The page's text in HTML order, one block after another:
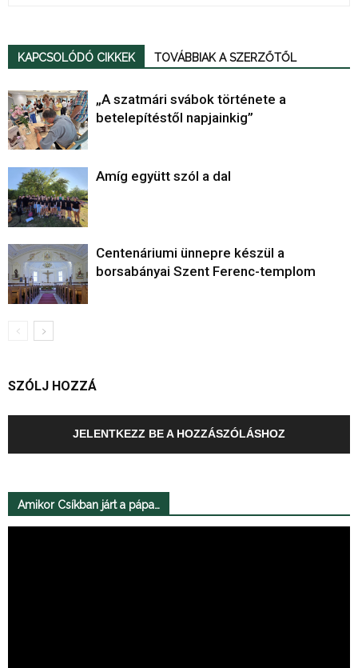
KAPCSOLÓDÓ CIKKEK TOVÁBBIAK A SZERZŐTŐL
„A szatmári svábok története a
betelepítéstől napjainkig”
Amíg együtt szól a dal
Centenáriumi ünnepre készül a
borsabányai Szent Ferenc-templom
SZÓLJ HOZZÁ
JELENTKEZZ BE A HOZZÁSZÓLÁSHOZ
Amikor Csíkban járt a pápa…